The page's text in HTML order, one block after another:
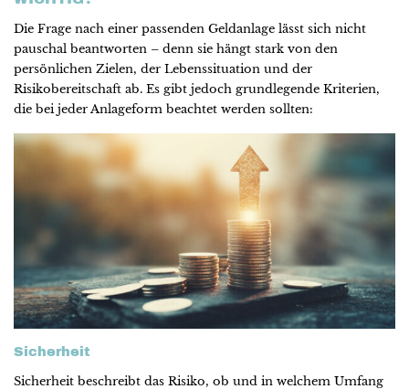
Die Frage nach einer passenden Geldanlage lässt sich nicht
pauschal beantworten – denn sie hängt stark von den
persönlichen Zielen, der Lebenssituation und der
Risikobereitschaft ab. Es gibt jedoch grundlegende Kriterien,
die bei jeder Anlageform beachtet werden sollten:
Sicherheit
Sicherheit beschreibt das Risiko, ob und in welchem Umfang